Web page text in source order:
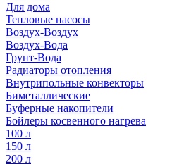
Для дома
Тепловые насосы
Воздух-Воздух
Воздух-Вода
Грунт-Вода
Радиаторы отопления
Внутрипольные конвекторы
Биметаллические
Буферные накопители
Бойлеры косвенного нагрева
100 л
150 л
200 л